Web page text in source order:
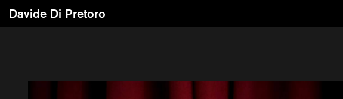
Davide Di Pretoro